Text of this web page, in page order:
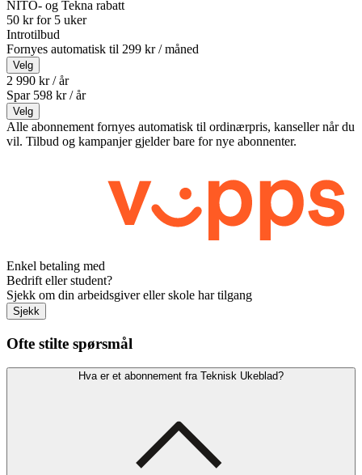
NITO- og Tekna rabatt
50 kr for 5 uker
Introtilbud
Fornyes automatisk til 299 kr / måned
Velg
2 990 kr / år
Spar 598 kr /år
Velg
Alle abonnement fornyes automatisk til ordinærpris, kanseller når du
vil. Tilbud og kampanjer gjelder bare for nye abonnenter.
Enkel betaling med
Bedrift eller student?
Sjekk om din arbeidsgiver eller skole har tilgang
Sjekk
Ofte stilte spørsmål
Hva er et abonnement fra Teknisk Ukeblad?